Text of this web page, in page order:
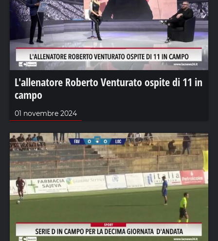
L'allenatore Roberto Venturato ospite di 11 in
campo
01 novembre 2024